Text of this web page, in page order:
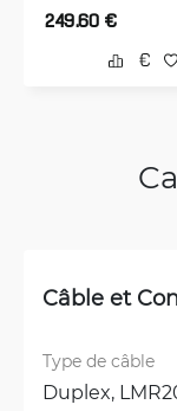
249.60 €
Câble et
Type de câble
Duplex,